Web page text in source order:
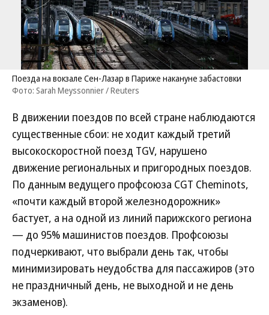
Поезда на вокзале Сен-Лазар в Париже накануне забастовки
Фото: Sarah Meyssonnier / Reuters
В движении поездов по всей стране наблюдаются
существенные сбои: не ходит каждый третий
высокоскоростной поезд TGV, нарушено
движение региональных и пригородных поездов.
По данным ведущего профсоюза CGT Cheminots,
«почти каждый второй железнодорожник»
бастует, а на одной из линий парижского региона
— до 95% машинистов поездов. Профсоюзы
подчеркивают, что выбрали день так, чтобы
минимизировать неудобства для пассажиров (это
не праздничный день, не выходной и не день
экзаменов).